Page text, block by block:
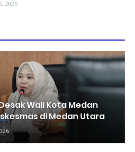
2026
Wali Kota Medan
di Medan Utara